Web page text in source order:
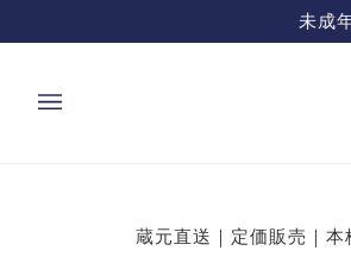
ン
蔵元直送｜定価販売｜